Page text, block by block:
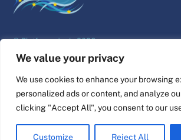
We value your privacy
We use cookies to enhance your browsing
personalized ads or content, and analyze
clicking "Accept All", you consent to our
Customize Reject All
©Platforma życia2026
Projekt i wykonanie strony internetowej przez
Połącz